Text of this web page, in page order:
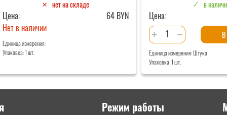
нет на складе
Цена:
64 BYN
Нет в наличии
Единица измерения:
Упаковка: 1 шт.
в
Цена:
Количество
товара
Разветвитель
прикуривателя
OLESSON
1633
Единица измерения: Штука
Упаковка: 1 шт.
Режим работы